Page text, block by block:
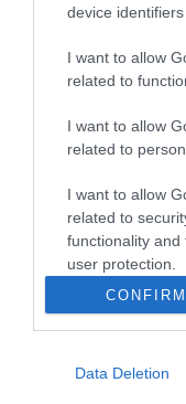
device identifiers
I want to allow
related to
I want to allow
related to
I want to allow
related to
functionality
user protection.
CONFIRM
Data Deletion
Το
Gaming Police”
ενισχύει την
διαδίκτυο
ΑΑΔΕ:
παραβάσεις που
αφορούν τους
31.07.2026
Σ. Καλαφάτης: «Η
Τεχνητή Νοημοσύνη
δεν είναι απλώς
νέα τεχνολογία,
επανάσταση»